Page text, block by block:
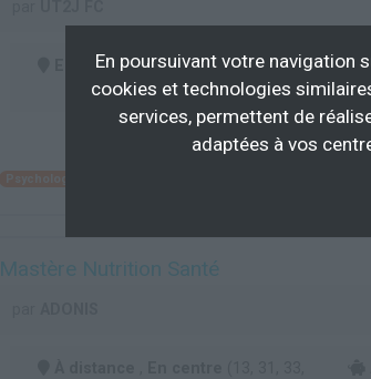
En centre(31)
Mastère Nutrition Santé
En poursuivant votre navigation
cookies et technologies
services, permettent de
adaptées à vos